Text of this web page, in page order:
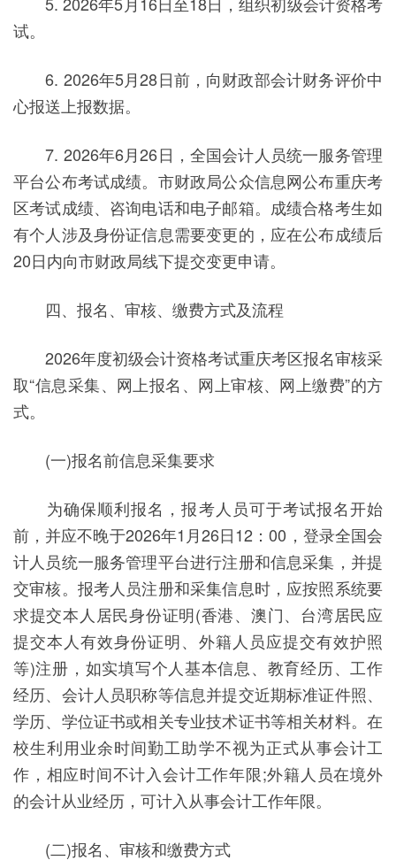
试。
6. 2026年5月28日前，向财政部会计财务评价中
心报送上报数据。
7. 2026年6月26日，全国会计人员统一服务管理
平台公布考试成绩。市财政局公众信息网公布重庆考
区考试成绩、咨询电话和电子邮箱。成绩合格考生如
有个人涉及身份证信息需要变更的，应在公布成绩后
20日内向市财政局线下提交变更申请。
四、报名、审核、缴费方式及流程
2026年度初级会计资格考试重庆考区报名审核采
取“信息采集、网上报名、网上审核、网上缴费”的方
式。
(一)报名前信息采集要求
为确保顺利报名，报考人员可于考试报名开始
前，并应不晚于2026年1月26日12：00，登录全国会
计人员统一服务管理平台进行注册和信息采集，并提
交审核。报考人员注册和采集信息时，应按照系统要
求提交本人居民身份证明(香港、澳门、台湾居民应
提交本人有效身份证明、外籍人员应提交有效护照
等)注册，如实填写个人基本信息、教育经历、工作
经历、会计人员职称等信息并提交近期标准证件照、
学历、学位证书或相关专业技术证书等相关材料。在
校生利用业余时间勤工助学不视为正式从事会计工
作，相应时间不计入会计工作年限;外籍人员在境外
的会计从业经历，可计入从事会计工作年限。
(二)报名、审核和缴费方式